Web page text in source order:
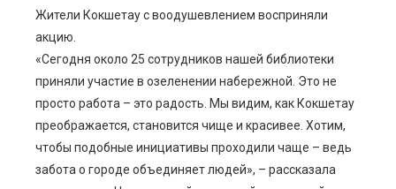
Жители Кокшетау с воодушевлением восприняли
акцию.
«Сегодня около 25 сотрудников нашей библиотеки
приняли участие в озеленении набережной. Это не
просто работа – это радость. Мы видим, как Кокшетау
преображается, становится чище и красивее. Хотим,
чтобы подобные инициативы проходили чаще – ведь
забота о городе объединяет людей», – рассказала